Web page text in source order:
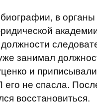
в
занимал
и
не спасла.
восстановиться.